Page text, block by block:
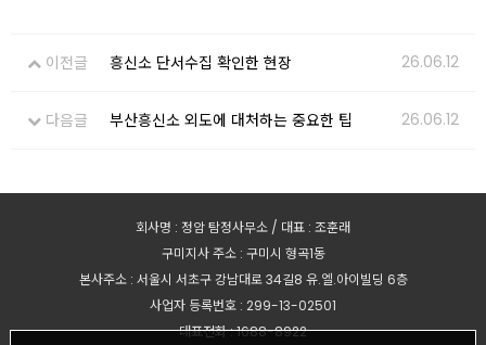
이전글 흥신소 단서수집 확인한 현장 26.06.12
다음글 부산흥신소 외도에 대처하는 중요한 팁 26.06.12
회사명 : 정암 탐정사무소 / 대표 : 조훈래
구미지사 주소 : 구미시 형곡1동
본사주소 : 서울시 서초구 강남대로 34길8 유.엘.아이빌딩 6층
사업자 등록번호 : 299-13-02501
대표전화 : 1688-8922